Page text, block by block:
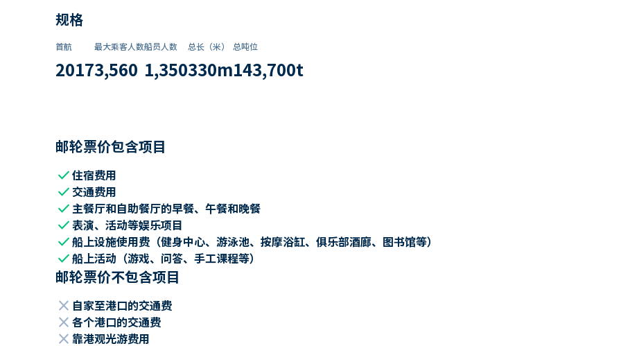
规格
首航
2017
最大乘客人数
3,560
船员人数
1,350
总长（米）
330m
总吨位
143,700t
邮轮票价包含项目
check住宿费用
check 交通费用
check主餐厅和自助餐厅的早餐、午餐和晚餐
check表演、活动等娱乐项目
check船上设施使用费（健身中心、游泳池、按摩浴缸、俱乐部酒廊、图书馆等）
check船上活动（游戏、问答、手工课程等）
邮轮票价不包含项目
close 自家至港口的交通费
close 各个港口的交通费
close 靠港观光游费用